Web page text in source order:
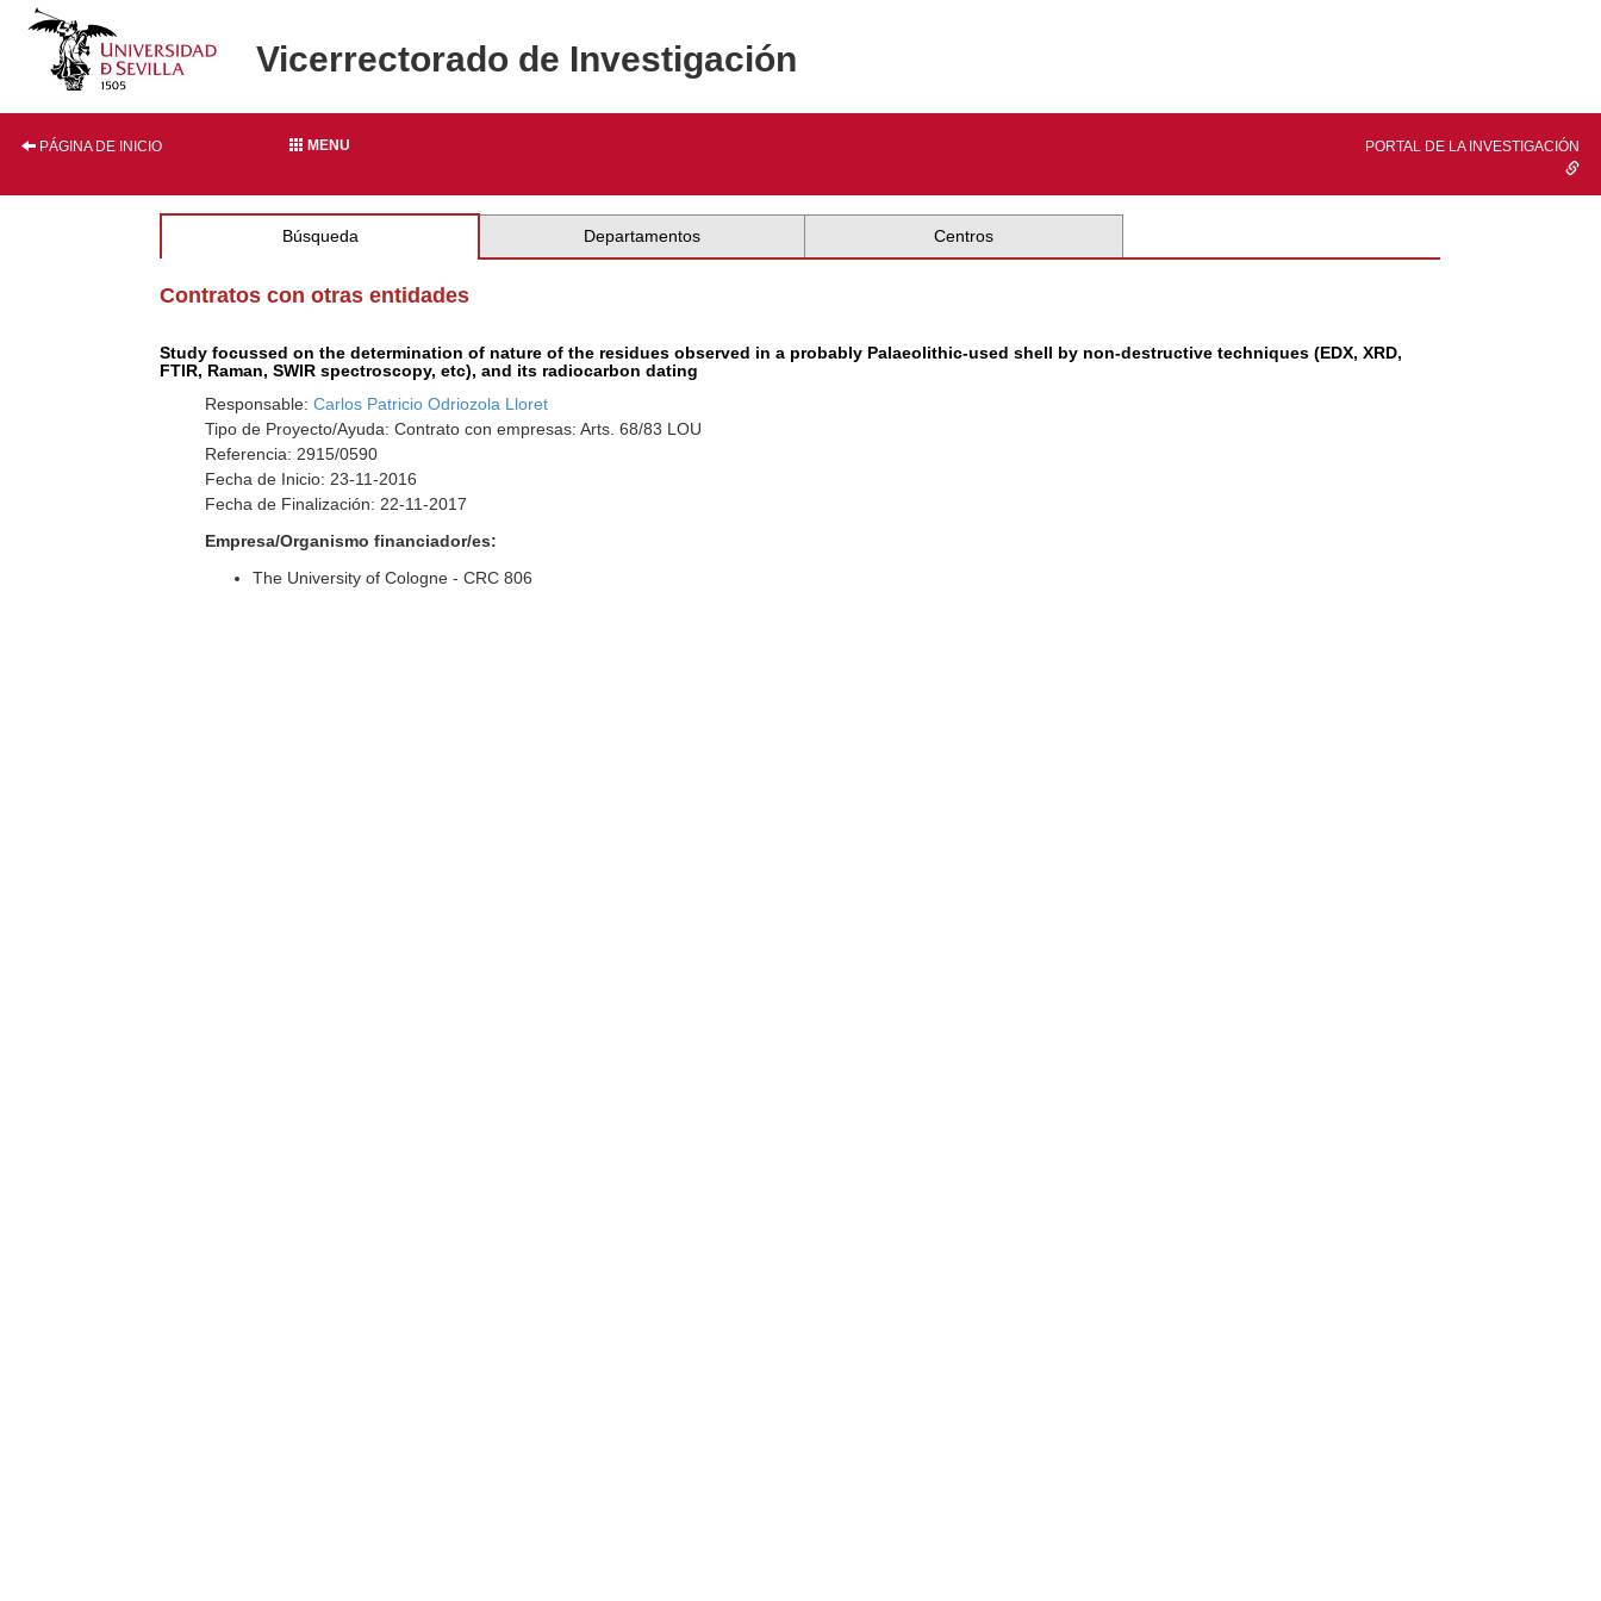
Vicerrectorado de Investigación
PÁGINA DE INICIO MENU PORTAL DE LA INVESTIGACIÓN
Búsqueda Departamentos Centros
Contratos con otras entidades
Study focussed on the determination of nature of the residues observed in a probably Palaeolithic-used shell by non-destructive techniques (EDX, XRD,
FTIR, Raman, SWIR spectroscopy, etc), and its radiocarbon dating
Responsable:Carlos Patricio Odriozola Lloret
Tipo de Proyecto/Ayuda: Contrato con empresas: Arts. 68/83 LOU
Referencia: 2915/0590
Fecha de Inicio: 23-11-2016
Fecha de Finalización: 22-11-2017
Empresa/Organismo financiador/es:
The University of Cologne - CRC 806